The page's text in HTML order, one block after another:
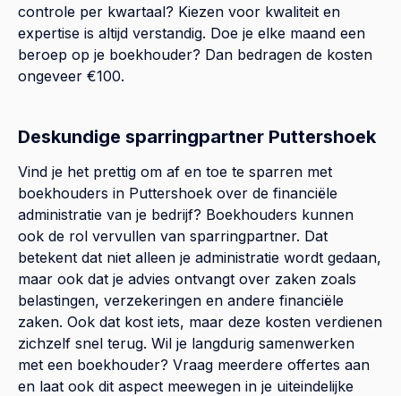
controle per kwartaal? Kiezen voor kwaliteit en
expertise is altijd verstandig. Doe je elke maand een
beroep op je boekhouder? Dan bedragen de kosten
ongeveer €100.
Deskundige sparringpartner Puttershoek
Vind je het prettig om af en toe te sparren met
boekhouders in Puttershoek over de financiële
administratie van je bedrijf? Boekhouders kunnen
ook de rol vervullen van sparringpartner. Dat
betekent dat niet alleen je administratie wordt gedaan,
maar ook dat je advies ontvangt over zaken zoals
belastingen, verzekeringen en andere financiële
zaken. Ook dat kost iets, maar deze kosten verdienen
zichzelf snel terug. Wil je langdurig samenwerken
met een boekhouder? Vraag meerdere offertes aan
en laat ook dit aspect meewegen in je uiteindelijke